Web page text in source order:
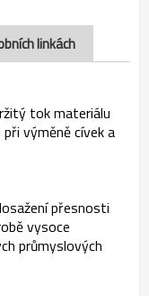
linkách
tok materiálu
výměně cívek a
přesnosti
vysoce
průmyslových